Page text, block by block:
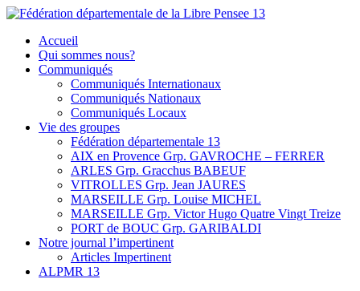
Skip
content
Fédération départementale de la Libre Pensee 13
Membre de la fédération Nationale de la Libre Pensée ni dieu ni
maitre
Accueil
Qui sommes nous?
Communiqués
Communiqués Internationaux
Communiqués Nationaux
Communiqués Locaux
Vie des groupes
Fédération départementale 13
AIX en Provence Grp. GAVROCHE – FERRER
ARLES Grp. Gracchus BABEUF
VITROLLES Grp. Jean JAURES
MARSEILLE Grp. Louise MICHEL
MARSEILLE Grp. Victor Hugo Quatre Vingt Treize
PORT de BOUC Grp. GARIBALDI
Notre journal l’impertinent
Articles Impertinent
ALPMR 13